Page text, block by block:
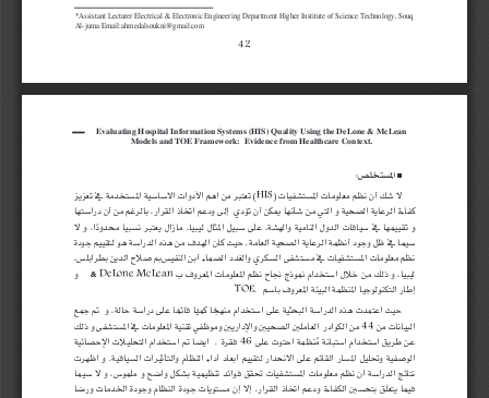
42
*Assistant Lecturer Electrical & Electronic Engineering Department Higher Institute of Science Technology, Souq
Al-juma Email:ahmedalsoukni@gmail.com
Evaluating Hospital Information Systems (HIS) Quality Using the DeLone & McLean
Models and TOE Framework:  Evidence from Healthcare Context.
■ المستخلص:
) تعتبر من اهم الأدوات الاساسية المستخدمة في تعزيز HIS
لا شك أن نظم معلومات المستشفيات (
كفاءة الرعاية الصحية و التي من شأنها يمكن أن تؤدي  إلى ودعم اتخاذ القرار، بالرغم من أن دراستها
ا، و لا و تقييمها في سياقات الدول النامية والهشة، على سبيل المثال ليبيا، مازال يعتبر نسبيا محدود
نظم معلومات المستشفيات في مستشفى السكري والغدد الصماء أبن النفيس, صلاح الدين بطرابلس،
و    & DeLone McLean
ليبيا، و ذلك من خلال استخدام نموذج نجاح نظم المعلومات المعروف ب
TOE
إطار التكنولوجيا المنظمة البيئة المعروف باسم  .
ا على دراسة حالة، و  تم جمع ا قائما كميحيث اعتمدت هذه الدراسة البحثية على استخدام منهج
من الكوادر  العاملين الصحيين والإداريين وموظفي تقنية المعلومات في المستشفى و ذلك 44
البيانات من
46 نظمة احتوت على عن طريق استخدام استبانة م
الوصفية وتحليل المسار القائم على الانحدار لتقييم أبعاد أداء النظام والتأثيرات السياقية. و اظهرت
نتائج الدراسة أن نظم معلومات المستشفيات تحقق فوائد تنظيمية بشكل واضح و ملموس، و لا سيما
فيما يتعلق بتحسين الكفاءة ودعم اتخاذ القرار، إلا إن مستويات جودة النظام وجودة الخدمات ورضا